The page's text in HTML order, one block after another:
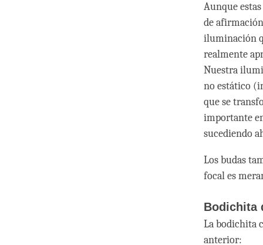
Aunque
de
iluminación
realmente
Nuestra
no estático
que se
importante
sucediendo
Los budas
focal es
Bodichita
La bodichita
anterior: